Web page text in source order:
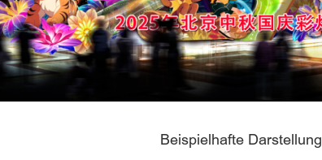
Beispielhafte Darstellung